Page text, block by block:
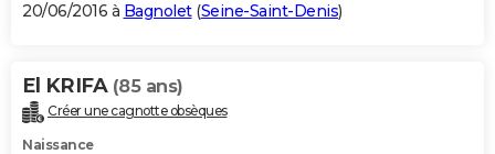
20/06/2016 à Bagnolet(Seine-Saint-Denis)
El KRIFA (85 ans)
Créer une cagnotte obsèques
Naissance